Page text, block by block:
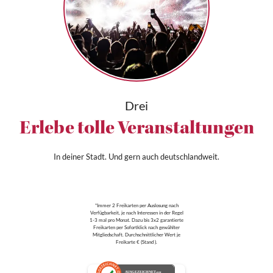
Drei
Erlebe tolle Veranstaltungen
In deiner Stadt. Und gern auch deutschlandweit.
*Immer 2 Freikarten per Auslosung nach
Verfügbarkeit, je nach Interessen in der Regel
1-3 mal pro Monat. Dazu bis 3x2 garantierte
Freikarten per Sofortklick nach gewählter
Mitgliedschaft. Durchschnittlicher Wert je
Freikarte € (Stand ).
AUSGEZEICHNET.org